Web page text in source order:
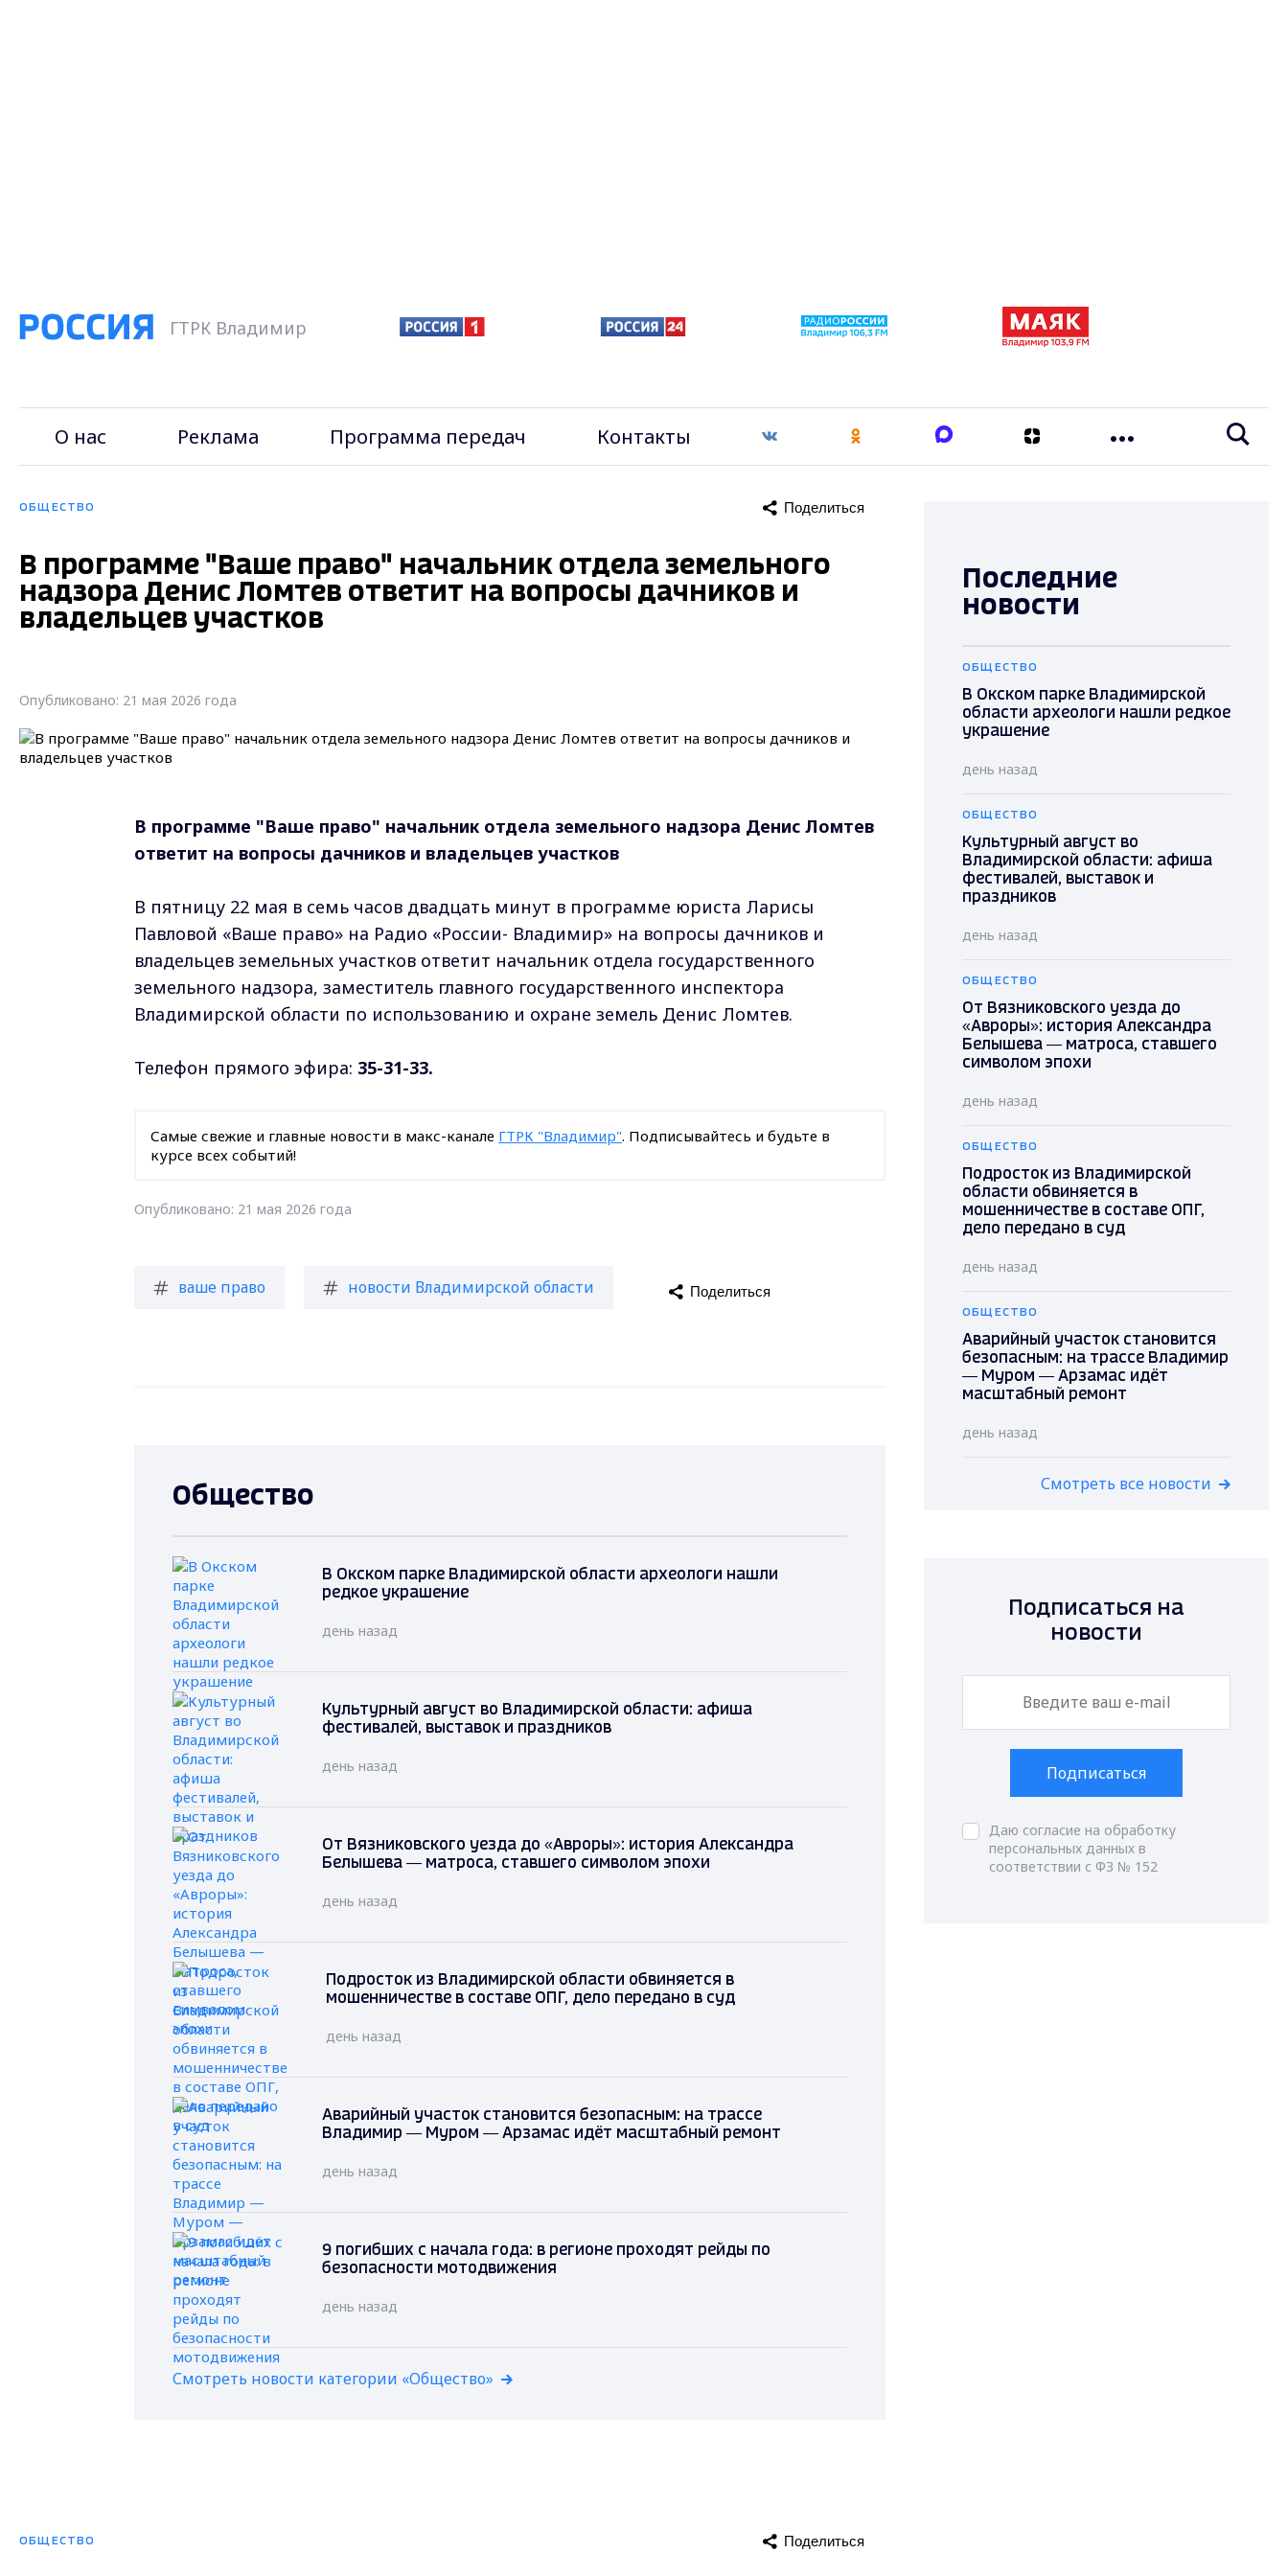
ГТРК Владимир
О нас Реклама Программа передач Контакты
ОБЩЕСТВО Поделиться
В программе "Ваше право" начальник отдела земельного
надзора Денис Ломтев ответит на вопросы дачников и
владельцев участков
Опубликовано: 21 мая 2026 года
В программе "Ваше право" начальник отдела земельного надзора Денис Ломтев
ответит на вопросы дачников и владельцев участков
В пятницу 22 мая в семь часов двадцать минут в программе юриста Ларисы
Павловой «Ваше право» на Радио «России- Владимир» на вопросы дачников и
владельцев земельных участков ответит начальник отдела государственного
земельного надзора, заместитель главного государственного инспектора
Владимирской области по использованию и охране земель Денис Ломтев.
Телефон прямого эфира: 35-31-33.
Самые свежие и главные новости в макс-канале ГТРК "Владимир". Подписывайтесь и будьте в
курсе всех событий!
Опубликовано: 21 мая 2026 года
ваше право новости Владимирской области Поделиться
Общество
В Окском парке Владимирской области археологи нашли
редкое украшение
день назад
Культурный август во Владимирской области: афиша
фестивалей, выставок и праздников
день назад
От Вязниковского уезда до «Авроры»: история Александра
Белышева — матроса, ставшего символом эпохи
день назад
Подросток из Владимирской области обвиняется в
мошенничестве в составе ОПГ, дело передано в суд
день назад
Аварийный участок становится безопасным: на трассе
Владимир — Муром — Арзамас идёт масштабный ремонт
день назад
9 погибших с начала года: в регионе проходят рейды по
безопасности мотодвижения
день назад
Смотреть новости категории «Общество»
ОБЩЕСТВО Поделиться
Последние
новости
ОБЩЕСТВО
В Окском парке Владимирской
области археологи нашли редкое
украшение
день назад
ОБЩЕСТВО
Культурный август во
Владимирской области: афиша
фестивалей, выставок и
праздников
день назад
ОБЩЕСТВО
От Вязниковского уезда до
«Авроры»: история Александра
Белышева — матроса, ставшего
символом эпохи
день назад
ОБЩЕСТВО
Подросток из Владимирской
области обвиняется в
мошенничестве в составе ОПГ,
дело передано в суд
день назад
ОБЩЕСТВО
Аварийный участок становится
безопасным: на трассе Владимир
— Муром — Арзамас идёт
масштабный ремонт
день назад
Смотреть все новости
Подписаться на
новости
Подписаться
Даю согласие на обработку
персональных данных в
соответствии с ФЗ № 152